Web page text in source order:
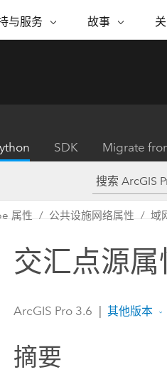
功能
将位置引入分析
集成、编辑和共享空间数据
和地方政府
信
交通运输
专题倡议
基础设施管理
使用 GIS 创建现
者了解基础设施
探索基础设施管理
与服务
与服务 自
故事
ESRI 故事
现实世界的全球
客
商业和技术领导
所有故事
关
SDK Migrate
属性 公共设施网络属性 域
交汇点源属
ArcGIS Pro 3.6 其他版本
摘要